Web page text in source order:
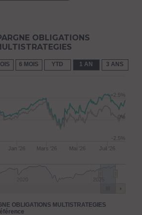
6 MOIS YTD 1 AN 3 ANS
OBLIGATIONS
OBLIGATIONS MULTISTRATEGIES
Jan '26 Mars '26 Mai '26 Juil '26
-2.5%
0%
+2.5%